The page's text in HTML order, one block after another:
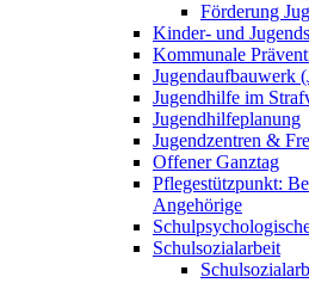
Förderung
Kinder- und
Kommunale
Jugendaufbauwerk
Jugendhilfe im
Jugendhilfeplanung
Jugendzentren &
Offener Ganztag
Pflegestützpunkt:
Angehörige
Schulsozialarbeit